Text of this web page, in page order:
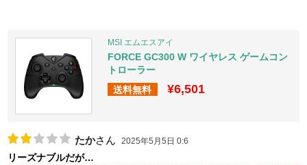
MSI エムエスアイ
FORCE GC300 W ワイヤレス ゲームコン
トローラー
送料無料
¥6,501
たかさん 2025年5月5日 0:6
リーズナブルだが…